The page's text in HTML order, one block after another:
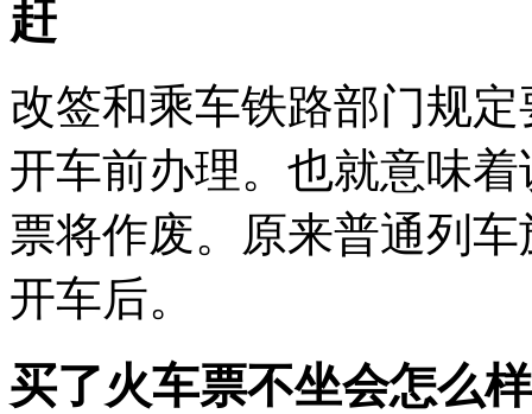
赶
改签和乘车铁路部门规
开车前办理。也就意味
票将作废。原来普通列
开车后。
买了火车票不坐会怎么